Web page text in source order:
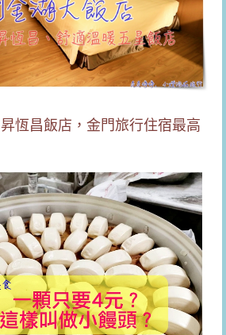
恆昌飯店，金門旅行住宿最高